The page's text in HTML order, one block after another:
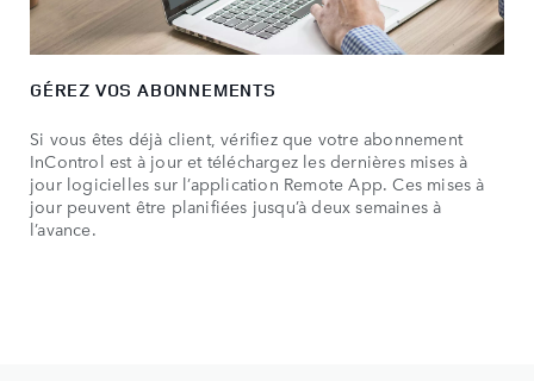
GÉREZ VOS ABONNEMENTS
Si vous êtes déjà client, vérifiez que votre abonnement
InControl est à jour et téléchargez les dernières mises à
jour logicielles sur l’application Remote App. Ces mises à
jour peuvent être planifiées jusqu’à deux semaines à
l’avance.